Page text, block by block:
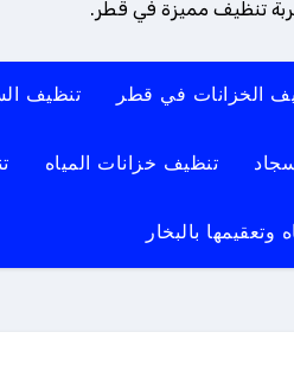
الخزانات في قطر تنظيف
تنظيف خزانات المياه
وتعقيمها بالبخار